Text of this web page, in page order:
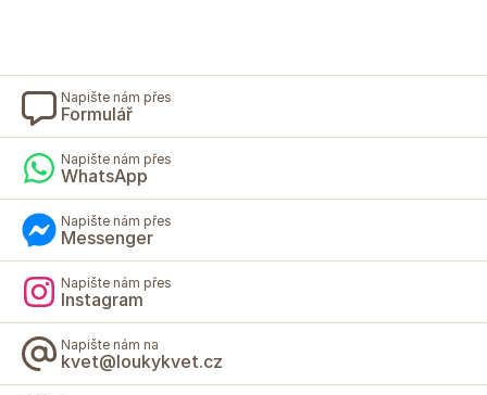
Napište nám přes
Formulář
Napište nám přes
WhatsApp
Napište nám přes
Messenger
Napište nám přes
Instagram
Napište nám na
kvet@loukykvet.cz